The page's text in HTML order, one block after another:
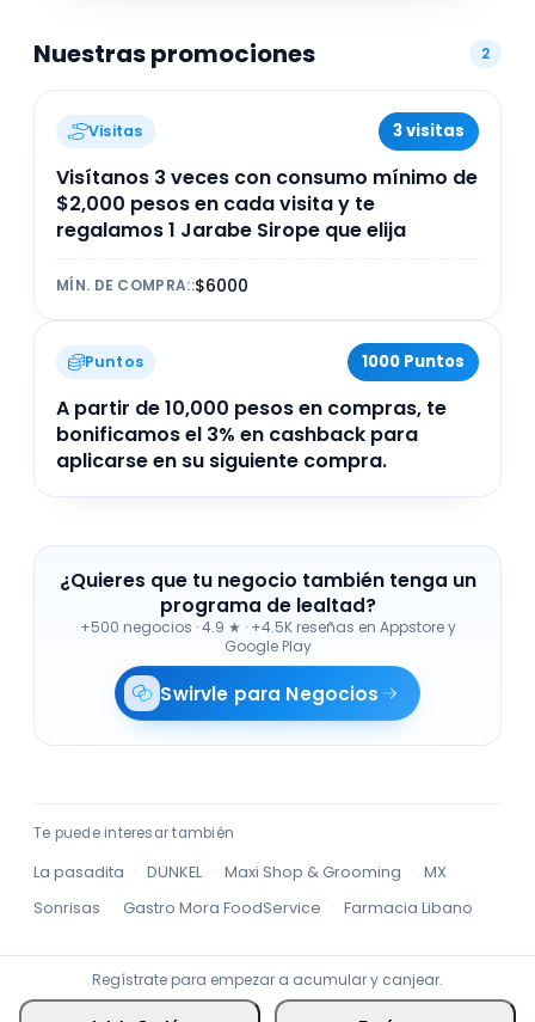
Nuestras promociones 2
Visitas 3 visitas
Visítanos 3 veces con consumo mínimo de
$2,000 pesos en cada visita y te
regalamos 1 Jarabe Sirope que elija
MÍN. DE COMPRA::$6000
Puntos 1000 Puntos
A partir de 10,000 pesos en compras, te
bonificamos el 3% en cashback para
aplicarse en su siguiente compra.
¿Quieres que tu negocio también tenga un
programa de lealtad?
+500 negocios ·4.9 ★ · +4.5K reseñas en Appstore y
Google Play
Swirvle para Negocios
Te puede interesar también
La pasadita DUNKEL Maxi Shop & Grooming
MX
Sonrisas
Gastro Mora FoodService Farmacia Libano
Regístrate para empezar a acumular y canjear.